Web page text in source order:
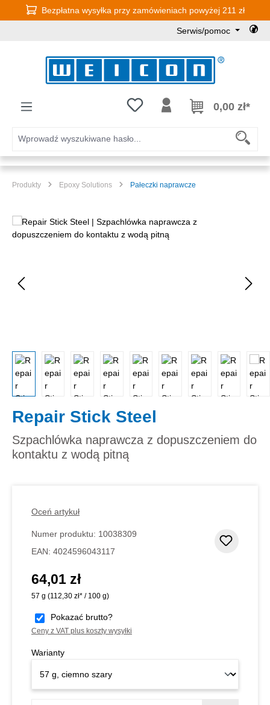
Przejdź do głównej zawartości
Bezpłatna wysyłka przy zamówieniach powyżej 211 zł
Serwis/pomoc
Masz 0 przedmioty na liście
0,00 zł*
Produkty Epoxy Solutions Pałeczki naprawcze
Pomiń galerię zdjęć
Repair Stick Steel
Szpachlówka naprawcza z dopuszczeniem do
kontaktu z wodą pitną
Oceń artykuł
Numer produktu: 10038309
EAN: 4024596043117
Cena regularna:
64,01 zł
57 g (112,30 zł* / 100 g)
Pokazać brutto?
Ceny z VAT plus koszty wysyłki
Warianty